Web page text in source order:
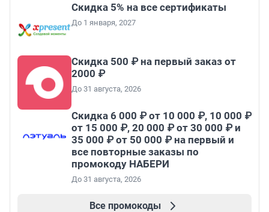
Скидка 5% на все сертификаты
До 1 января, 2027
Скидка 500 ₽ на первый заказ от
2000 ₽
До 31 августа, 2026
Скидка 6 000 ₽ от 10 000 ₽, 10 000 ₽
от 15 000 ₽, 20 000 ₽ от 30 000 ₽ и
35 000 ₽ от 50 000 ₽ на первый и
все повторные заказы по
промокоду НАБЕРИ
До 31 августа, 2026
Все промокоды